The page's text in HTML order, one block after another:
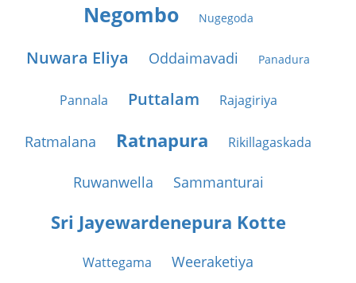
Negombo Nugegoda
Nuwara Eliya Oddaimavadi Panadura
Pannala Puttalam Rajagiriya
Ratmalana Ratnapura Rikillagaskada
Ruwanwella Sammanturai
Sri Jayewardenepura Kotte
Wattegama Weeraketiya